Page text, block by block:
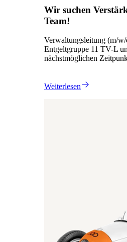
Wir suchen
Team!
Verwaltungsleitung (m/
Entgeltgruppe 11 TV-L
nächstmöglichen
Weiterlesen